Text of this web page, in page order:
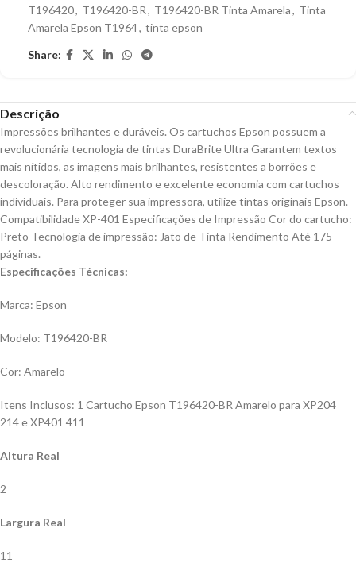
T196420, T196420-BR, T196420-BR Tinta Amarela, Tinta
Amarela Epson T1964, tinta epson
Share:
Descrição
Impressões brilhantes e duráveis. Os cartuchos Epson possuem a
revolucionária tecnologia de tintas DuraBrite Ultra Garantem textos
mais nítidos, as imagens mais brilhantes, resistentes a borrões e
descoloração. Alto rendimento e excelente economia com cartuchos
individuais. Para proteger sua impressora, utilize tintas originais Epson.
Compatibilidade XP-401 Especificações de Impressão Cor do cartucho:
Preto Tecnologia de impressão: Jato de Tinta Rendimento Até 175
páginas.
Especificações Técnicas:
Marca: Epson
Modelo: T196420-BR
Cor: Amarelo
Itens Inclusos: 1 Cartucho Epson T196420-BR Amarelo para XP204
214 e XP401 411
Altura Real
2
Largura Real
11